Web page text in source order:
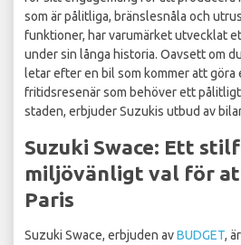
som är pålitliga, bränslesnåla och
funktioner, har varumärket utvecklat
under sin långa historia. Oavsett om
letar efter en bil som kommer att
fritidsresenär som behöver ett
staden, erbjuder Suzukis utbud av
Suzuki Swace: Ett
miljövänligt val för
Paris
Suzuki Swace, erbjuden avBUDGET,